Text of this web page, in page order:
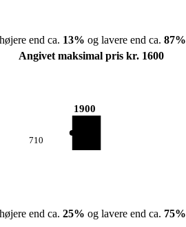
end ca. 13% og lavere end ca. 87%
Angivet maksimal pris kr. 1600
710
1900
end ca. 25% og lavere end ca. 75%